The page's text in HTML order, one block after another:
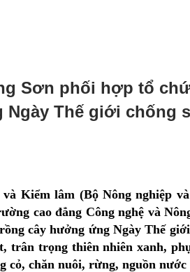
Sơn phối hợp tổ
Thế giới chống
Kiểm lâm (Bộ Nông nghiệp
cao đẳng Công nghệ và
cây hưởng ứng Ngày Thế giới
trân trọng thiên nhiên xanh,
chăn nuôi, rừng, nguồn nước